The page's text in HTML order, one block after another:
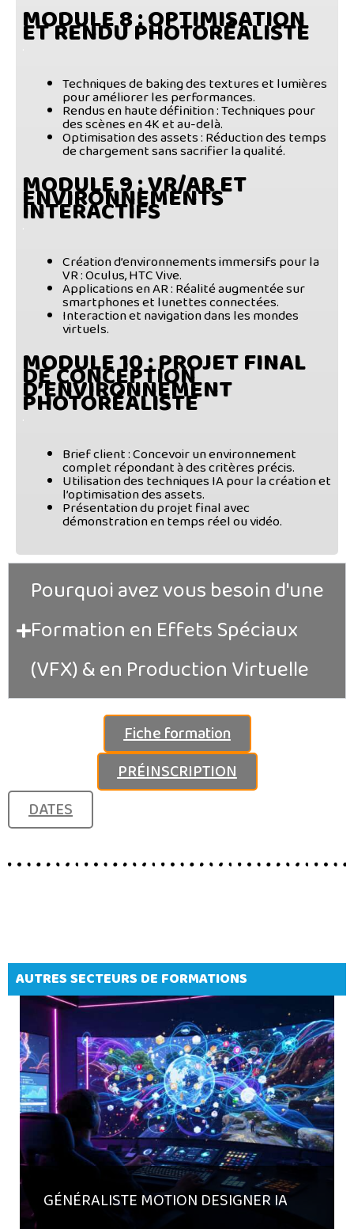
MODULE 8: OPTIMISATION
ET RENDU PHOTORÉALISTE
Techniques de baking des textures et lumières
pour améliorer les performances.
Rendus en haute définition: Techniques pour
des scènes en 4K et au-delà.
Optimisation des assets: Réduction des temps
de chargement sans sacrifier la qualité.
MODULE 9: VR/AR ET
ENVIRONNEMENTS
INTERACTIFS
.
Création d’environnements immersifs pour la
VR: Oculus, HTC Vive.
Applications en AR: Réalité augmentée sur
smartphones et lunettes connectées.
Interaction et navigation dans les mondes
virtuels.
MODULE 10: PROJET FINAL
DE CONCEPTION
D’ENVIRONNEMENT
PHOTORÉALISTE
.
Brief client: Concevoir un environnement
complet répondant à des critères précis.
Utilisation des techniques IApour la création et
l’optimisation des assets.
Présentation du projet finalavec
démonstration en temps réel ou vidéo.
Pourquoi avez vous besoin d'une
Formation en Effets Spéciaux
(VFX) & en Production Virtuelle
Fiche formation
PRÉINSCRIPTION
DATES
AUTRES SECTEURS DE FORMATIONS
GÉNÉRALISTE MOTION DESIGNER IA